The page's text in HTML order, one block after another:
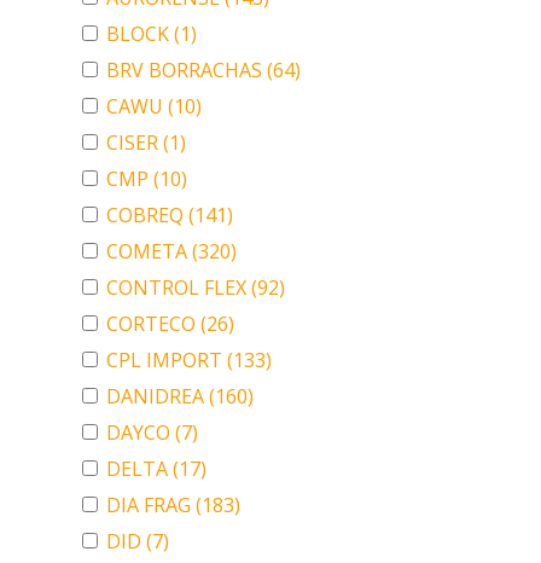
BLOCK(1)
BRV BORRACHAS (64)
CAWU (10)
CISER(1)
CMP (10)
COBREQ (141)
COMETA(320)
CONTROL FLEX(92)
CORTECO (26)
CPL IMPORT (133)
DANIDREA(160)
DAYCO (7)
DELTA(17)
DIA FRAG (183)
DID (7)